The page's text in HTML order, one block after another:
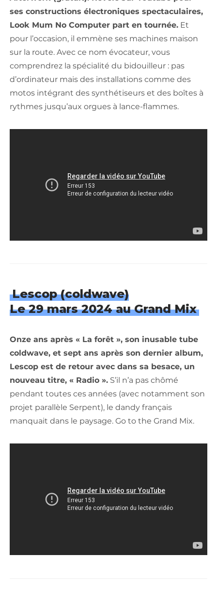
ses constructions électroniques spectaculaires,
Look Mum No Computer part en tournée. Et
pour l’occasion, il emmène ses machines maison
sur la route. Avec ce nom évocateur, vous
comprendrez la spécialité du bidouilleur : pas
d’ordinateur mais des installations comme des
motos intégrant des synthétiseurs et des boîtes à
rythmes jusqu’aux orgues à lance-flammes.
Lescop (coldwave)
Le 29 mars 2024 au Grand Mix
Onze ans après « La forêt », son inusable tube
coldwave, et sept ans après son dernier album,
Lescop est de retour avec dans sa besace, un
nouveau titre, « Radio ». S’il n’a pas chômé
pendant toutes ces années (avec notamment son
projet parallèle Serpent), le dandy français
manquait dans le paysage. Go to the Grand Mix.